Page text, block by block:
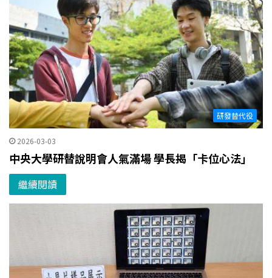
研發替代役
2026-03-03
中央大學研替說明會人氣滿場 學長揭「卡位心法」
繼續閱讀